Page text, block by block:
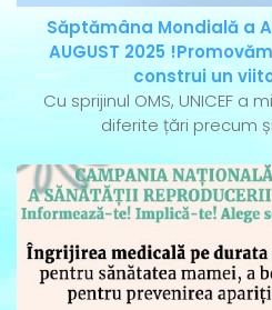
Săptămâna Mondială a
AUGUST 2025
construi un
Cu sprijinul OMS, UNICEF a
diferite țări precum